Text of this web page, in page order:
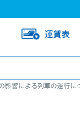
運賃表
響による列車の運行に